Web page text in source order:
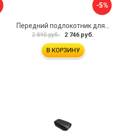
-5%
Передний подлокотник для KIA Rio 4 2017-н.в. AVTOLIDER1 PP-KIA-Rio-4-02
2 890 руб. 2 746 руб.
В КОРЗИНУ